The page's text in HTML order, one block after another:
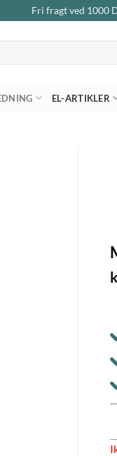
Fri fragt ved 1000
EL-ARTIKLER